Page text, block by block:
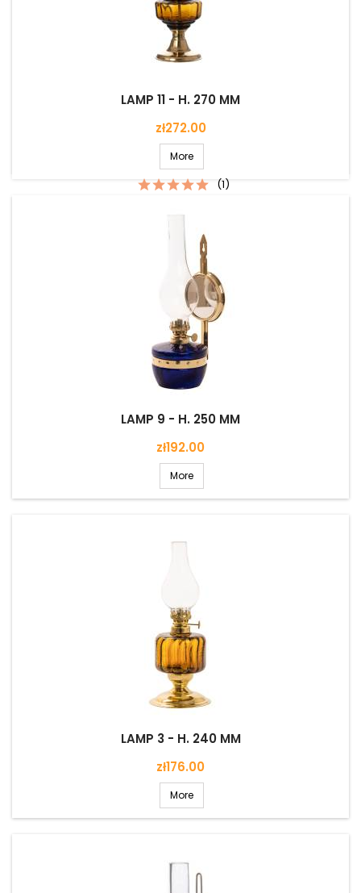
LAMP 11 - H. 270 MM
Price
zł272.00
More
LAMP 9 - H. 250 MM
(1)
Price
zł192.00
More
LAMP 3 - H. 240 MM
Price
zł176.00
More